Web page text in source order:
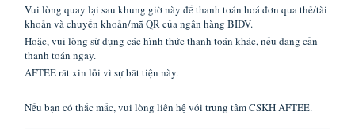
Vui lòng quay lại sau khung giờ này để thanh toán hoá đơn qua thẻ/tài
khoản và chuyển khoản/mã QR của ngân hàng BIDV.
Hoặc, vui lòng sử dụng các hình thức thanh toán khác, nếu đang cần
thanh toán ngay.
AFTEE rất xin lỗi vì sự bất tiện này.
Nếu bạn có thắc mắc, vui lòng liên hệ với trung tâm CSKH AFTEE.